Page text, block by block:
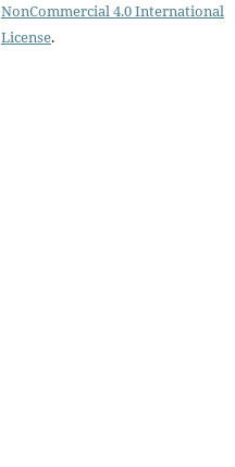
NonCommercial 4.0 International
License.